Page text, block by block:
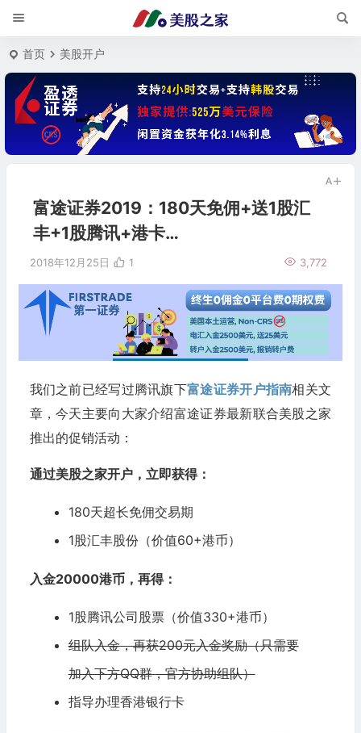
首页 美股开户
富途证券2019：180天免佣+送1股汇
丰+1股腾讯+港卡…
2018年12月25日 3,772
1
我们之前已经写过腾讯旗下富途证券开户指南相关文
章，今天主要向大家介绍富途证券最新联合美股之家
推出的促销活动：
通过美股之家开户，立即获得：
180天超长免佣交易期
1股汇丰股份（价值60+港币）
入金20000港币，再得：
1股腾讯公司 股票（价值330+港币）
组队入金，再获200元入金奖励（只需要
加入下方QQ群，官方协助组队）
指导办理香港银行卡